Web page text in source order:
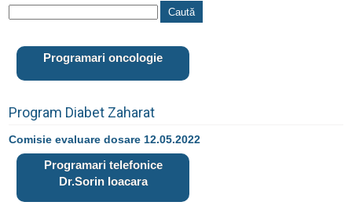
Programari oncologie
Program Diabet Zaharat
Comisie evaluare dosare 12.05.2022
Programari telefonice
Dr.Sorin Ioacara